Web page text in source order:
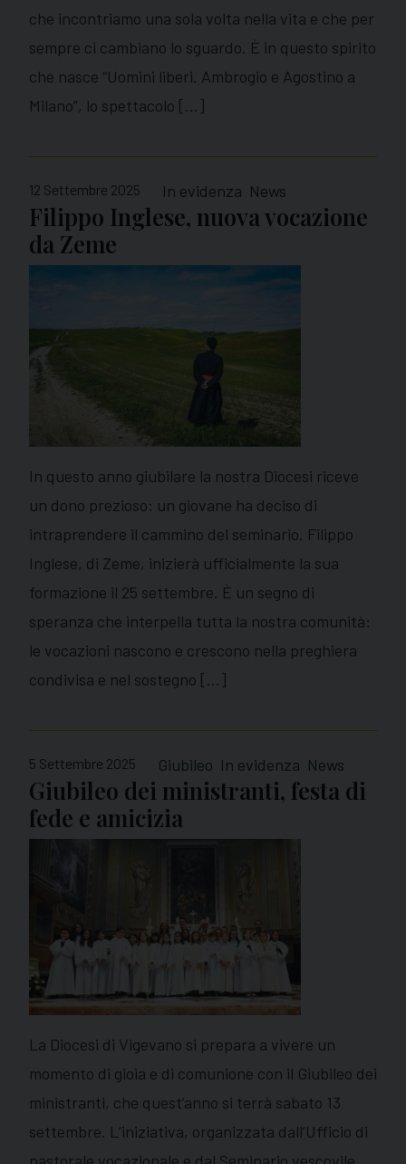
che incontriamo una sola volta nella vita e che per
sempre ci cambiano lo sguardo. È in questo spirito
che nasce “Uomini liberi. Ambrogio e Agostino a
Milano”, lo spettacolo […]
12 Settembre 2025 In evidenza News
Filippo Inglese, nuova vocazione
da Zeme
In questo anno giubilare la nostra Diocesi riceve
un dono prezioso: un giovane ha deciso di
intraprendere il cammino del seminario. Filippo
Inglese, di Zeme, inizierà ufficialmente la sua
formazione il 25 settembre. È un segno di
speranza che interpella tutta la nostra comunità:
le vocazioni nascono e crescono nella preghiera
condivisa e nel sostegno […]
5 Settembre 2025 Giubileo In evidenza News
Giubileo dei ministranti, festa di
fede e amicizia
La Diocesi di Vigevano si prepara a vivere un
momento di gioia e di comunione con il Giubileo dei
ministranti, che quest’anno si terrà sabato 13
settembre. L’iniziativa, organizzata dall’Ufficio di
pastorale vocazionale e dal Seminario vescovile,